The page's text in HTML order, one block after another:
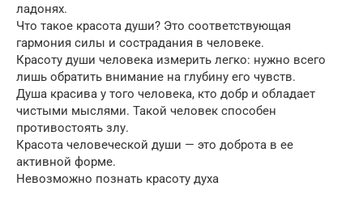
ладонях.
Что такое красота души? Это соответствующая
гармония силы и сострадания в человеке.
Красоту души человека измерить легко: нужно всего
лишь обратить внимание на глубину его чувств.
Душа красива у того человека, кто добр и обладает
чистыми мыслями. Такой человек способен
противостоять злу.
Красота человеческой души — это доброта в ее
активной форме.
Невозможно познать красоту духа